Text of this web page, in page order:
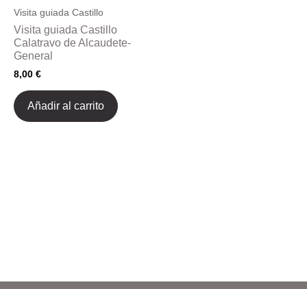
Visita guiada Castillo
Visita guiada Castillo
Calatravo de Alcaudete-
General
8,00 €
Añadir al carrito